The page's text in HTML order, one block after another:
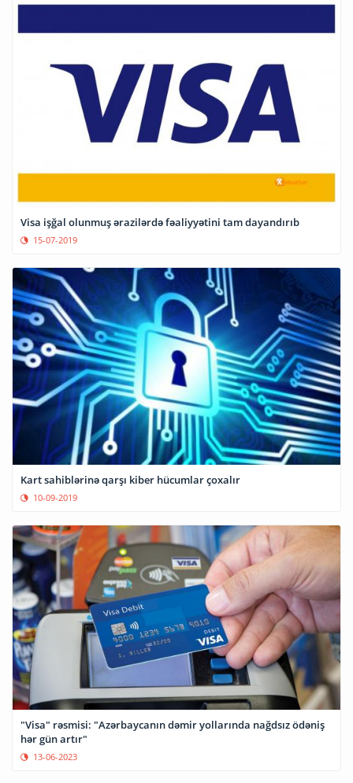
Visa işğal olunmuş ərazilərdə fəaliyyətini tam dayandırıb
15-07-2019
Kart sahiblərinə qarşı kiber hücumlar çoxalır
10-09-2019
"Visa" rəsmisi: "Azərbaycanın dəmir yollarında nağdsız ödəniş
hər gün artır"
13-06-2023